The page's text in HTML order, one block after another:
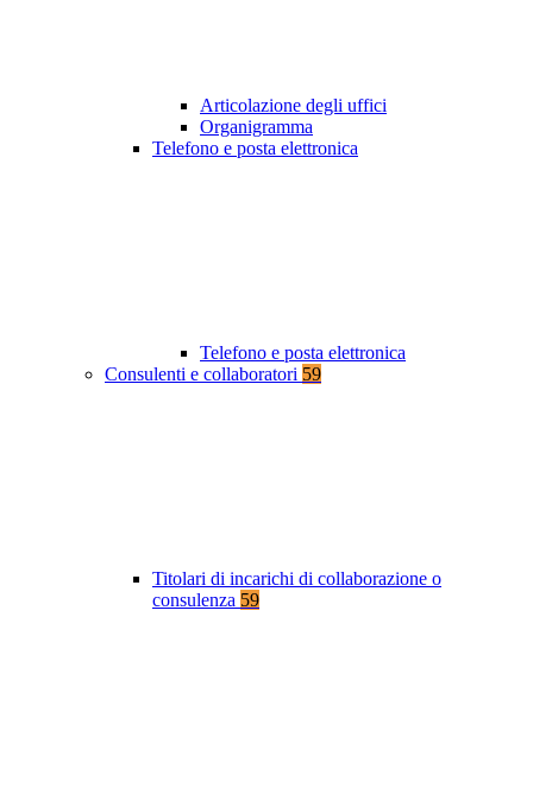
Articolazione degli uffici
Organigramma
Telefono e posta elettronica
Telefono e posta elettronica
Consulenti e collaboratori 59
Titolari di incarichi di collaborazione o
consulenza 59